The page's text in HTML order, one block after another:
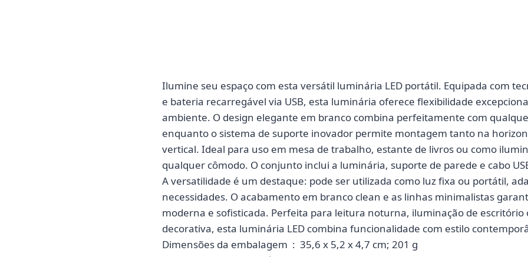
Ilumine seu espaço com esta versátil luminária LED portátil. Equipada com
e bateria recarregável via USB, esta luminária oferece flexibilidade
ambiente. O design elegante em branco combina perfeitamente com
enquanto o sistema de suporte inovador permite montagem tanto na
vertical. Ideal para uso em mesa de trabalho, estante de livros ou como
qualquer cômodo. O conjunto inclui a luminária, suporte de parede e cabo
A versatilidade é um destaque: pode ser utilizada como luz fixa ou portátil,
necessidades. O acabamento em branco clean e as linhas minimalistas
moderna e sofisticada. Perfeita para leitura noturna, iluminação de escritório
decorativa, esta luminária LED combina funcionalidade com estilo
Dimensões da embalagem ‏ : ‎ 35,6 x 5,2 x 4,7 cm; 201 g